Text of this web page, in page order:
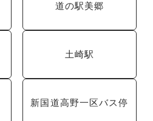
道の駅美郷
土崎駅
新国道高野一区バス停